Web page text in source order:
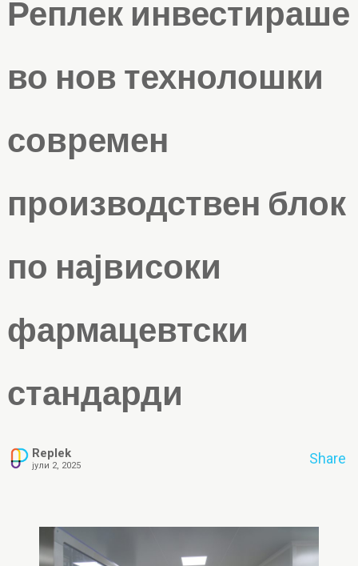
Реплек инвестираше
во нов технолошки
современ
производствен блок
по највисоки
фармацевтски
стандарди
Replek
јули 2, 2025 Share